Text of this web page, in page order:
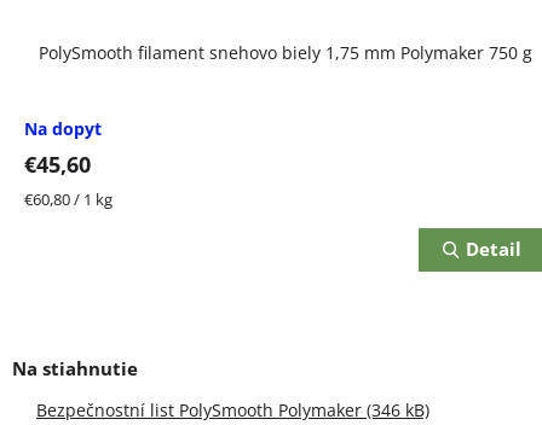
PolySmooth filament snehovo biely 1,75 mm Polymaker 750 g
Na dopyt
€45,60
Jednotková
€60,80 / 1 kg
Detail
Bezpečnostní list PolySmooth Polymaker (346 kB)